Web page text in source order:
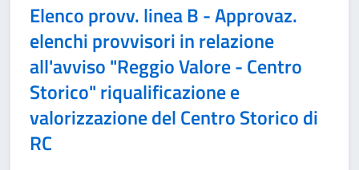
Elenco provv. linea B - Approvaz.
elenchi provvisori in relazione
all'avviso "Reggio Valore - Centro
Storico" riqualificazione e
valorizzazione del Centro Storico di
RC